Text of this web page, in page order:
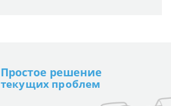
Простое решение
текущих проблем